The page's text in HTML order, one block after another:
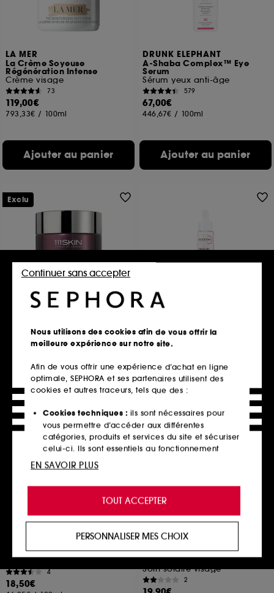
LA MER
La Crème Soyeuse
Régénération Intense
Crème visage
73
119,00€
793,33€ / 100ml
Ajouter au panier
DRUNK ELEPHANT
A-Shaba Complex™ Eye
Serum
Sérum yeux anti-âge
579
67,00€
446,67€ / 100ml
Ajouter au panier
111SKIN
Repair Night Cream NAC Y2
237,00€
100ml
Ajouter au panier
Exclu
BIODERMA
Crealine AR+ Bi Sérum
36,00€
Ajouter au panier
Photoderm Crème invisible
Crème solaire visage peaux sensibles sèches SPF50+
4
18,50€
BIODERMA
Photoderm MINERAL Fluide
SPF50+
Soin solaire visage
2
Nous utilisons des cookies afin de vous offrir la
meilleure expérience sur notre site.
Afin de vous offrir une expérience d’achat en ligne
optimale, SEPHORA et ses partenaires utilisent des
cookies et autres traceurs, tels que des :
Cookies techniques : ils sont nécessaires pour
vous permettre d’accéder aux différentes
catégories, produits et services du site et sécuriser
celui-ci. Ils sont essentiels au fonctionnement
technique du site et ne peuvent être désactivés.
de vous offrir une expérience enrichie et
personnalisée en vous recommandant des
produits, des services et des contenus qui
proposer des offres promotionnelles adaptées à
votre profil.
Cookies réseaux sociaux et publicité :
ils sont
utilisés pour vous présenter du contenu susceptible
TOUT ACCEPTER
Continuer sans accepter
PERSONNALISER MES CHOIX
EN SAVOIR PLUS